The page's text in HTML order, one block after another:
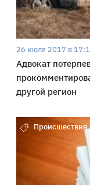
26 июля 2017 в
Адвокат
другой регион
Происшествия